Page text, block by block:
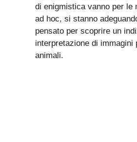
di enigmistica vanno per le
ad hoc, si stanno
pensato per scoprire un
interpretazione di
animali.